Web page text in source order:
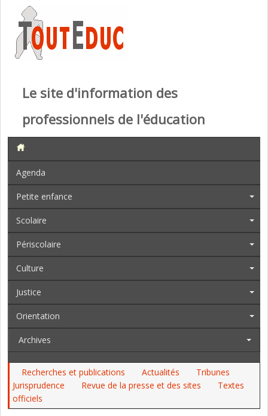
Le site d'information des
professionnels de l'éducation
Agenda
Petite enfance
Scolaire
Périscolaire
Culture
Justice
Orientation
Archives
Recherches et publications Actualités
Tribunes
Jurisprudence
Revue de la presse et des sites
Textes
officiels